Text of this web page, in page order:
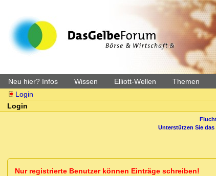
Neu hier? Infos Wissen Elliott-Wellen Themen
Login
Login
Unterstützen Sie das
Nur registrierte Benutzer können Einträge schreiben!